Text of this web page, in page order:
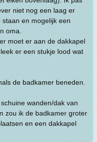
niet nog een laag er
en mogelijk een
oma.
moet er aan de dakkapel
er een stukje lood wat
de badkamer beneden.
wanden/dak van
zou ik de badkamer groter
en een dakkapel